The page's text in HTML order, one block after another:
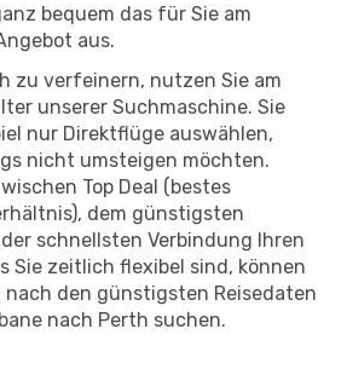
bequem das für Sie am
aus.
zu verfeinern, nutzen Sie am
unserer Suchmaschine. Sie
nur Direktflüge auswählen,
nicht umsteigen möchten.
Top Deal (bestes
dem günstigsten
schnellsten Verbindung Ihren
Sie zeitlich flexibel sind, können
den günstigsten Reisedaten
nach Perth suchen.